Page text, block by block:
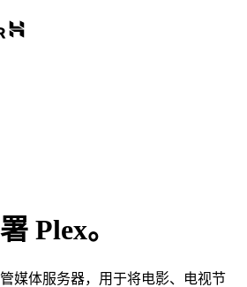
Plex。
媒体服务器，用于将电影、电视节